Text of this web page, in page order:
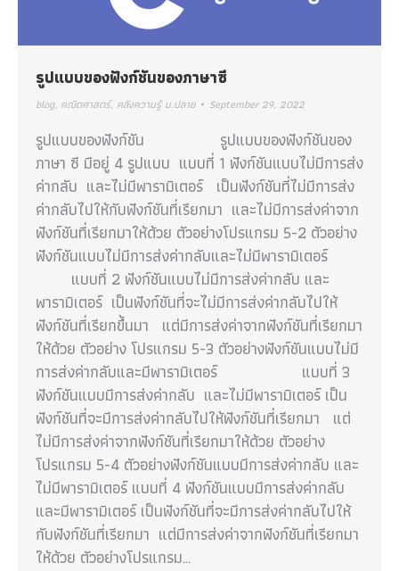
รูปแบบของฟังก์ชันของภาษาซี
blog, คณิตศาสตร์, คลังความรู้ ม.ปลาย September 29, 2022
รูปแบบของฟังก์ชัน รูปแบบของฟังก์ชันของ
ภาษา ซี มีอยู่ 4 รูปแบบ แบบที่ 1 ฟังก์ชันแบบไม่มีการส่ง
ค่ากลับ และไม่มีพารามิเตอร์ เป็นฟังก์ชันที่ไม่มีการส่ง
ค่ากลับไปให้กับฟังก์ชันที่เรียกมา และไม่มีการส่งค่าจาก
ฟังก์ชันที่เรียกมาให้ด้วย ตัวอย่างโปรแกรม 5-2 ตัวอย่าง
ฟังก์ชันแบบไม่มีการส่งค่ากลับและไม่มีพารามิเตอร์
แบบที่ 2 ฟังก์ชันแบบไม่มีการส่งค่ากลับ และ
พารามิเตอร์ เป็นฟังก์ชันที่จะไม่มีการส่งค่ากลับไปให้
ฟังก์ชันที่เรียกขึ้นมา แต่มีการส่งค่าจากฟังก์ชันที่เรียกมา
ให้ด้วย ตัวอย่าง โปรแกรม 5-3 ตัวอย่างฟังก์ชันแบบไม่มี
การส่งค่ากลับและมีพารามิเตอร์ แบบที่ 3
ฟังก์ชันแบบมีการส่งค่ากลับ และไม่มีพารามิเตอร์ เป็น
ฟังก์ชันที่จะมีการส่งค่ากลับไปให้ฟังก์ชันที่เรียกมา แต่
ไม่มีการส่งค่าจากฟังก์ชันที่เรียกมาให้ด้วย ตัวอย่าง
โปรแกรม 5-4 ตัวอย่างฟังก์ชันแบบมีการส่งค่ากลับ และ
ไม่มีพารามิเตอร์ แบบที่ 4 ฟังก์ชันแบบมีการส่งค่ากลับ
และมีพารามิเตอร์ เป็นฟังก์ชันที่จะมีการส่งค่ากลับไปให้
กับฟังก์ชันที่เรียกมา แต่มีการส่งค่าจากฟังก์ชันที่เรียกมา
ให้ด้วย ตัวอย่างโปรแกรม…